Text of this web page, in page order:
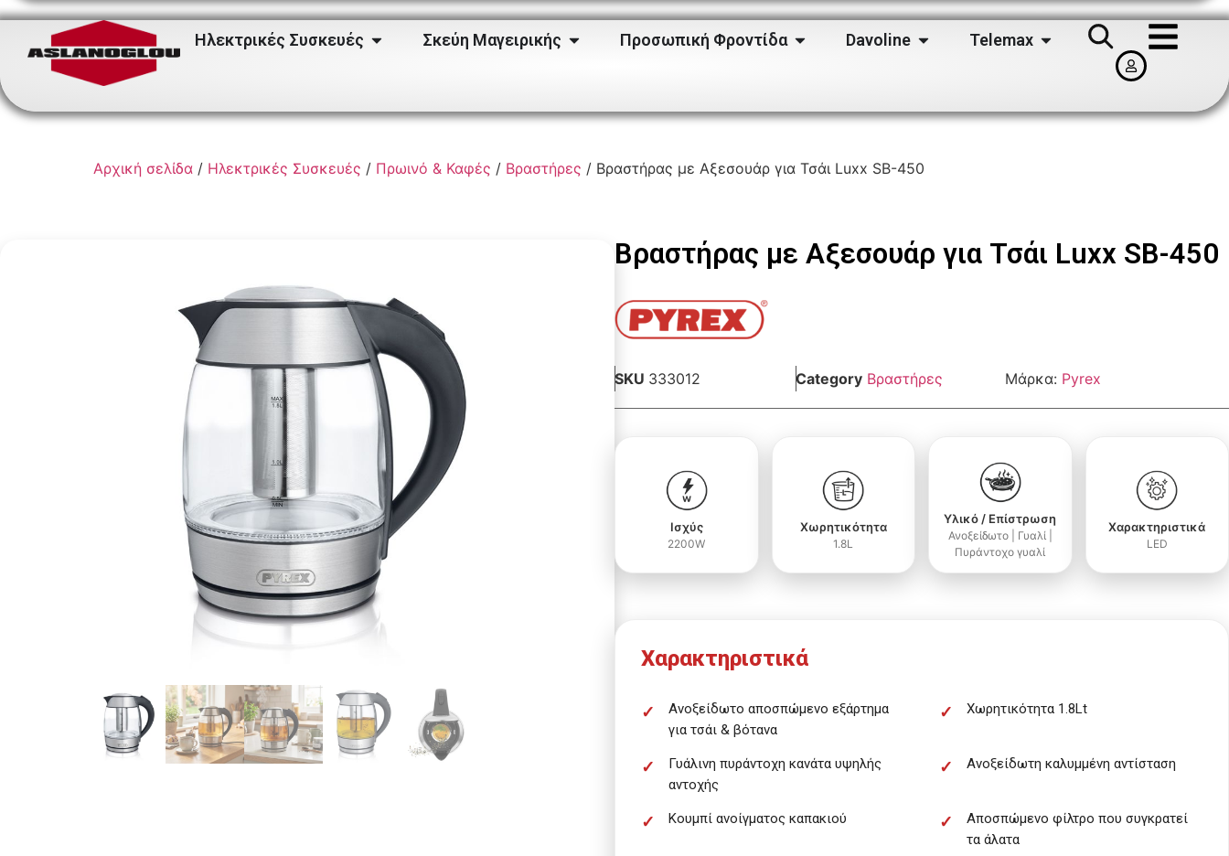
Ηλεκτρικές Συσκευές Σκεύη Μαγειρικής Προσωπική Φροντίδα Davoline Telemax
Αρχική σελίδα / Ηλεκτρικές Συσκευές / Πρωινό & Καφές / Βραστήρες / Βραστήρας με Αξεσουάρ για Τσάι Luxx SB-450
Βραστήρας με Αξεσουάρ για Τσάι Luxx SB-450
SKU 333012 Category Βραστήρες Μάρκα: Pyrex
Ισχύς
2200W
Χωρητικότητα
1.8L
Υλικό / Επίστρωση
Ανοξείδωτο | Γυαλί |
Πυράντοχο γυαλί
Χαρακτηριστικά
LED
Χαρακτηριστικά
Ανοξείδωτο αποσπώμενο εξάρτημα
για τσάι & βότανα
Χωρητικότητα 1.8Lt
Γυάλινη πυράντοχη κανάτα υψηλής
αντοχής
Ανοξείδωτη καλυμμένη αντίσταση
Κουμπί ανοίγματος καπακιού
Αποσπώμενο φίλτρο που συγκρατεί
τα άλατα